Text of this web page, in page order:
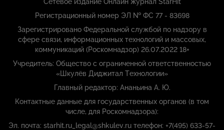
Регистрационный номер ЭЛ № ФС 77 - 83698
Зарегистрировано Федеральной службой по надзору в
сфере связи, информационных технологий и массовых,
коммуникаций (Роскомнадзор) 26.07.2022 18+
Учредитель: Общество с ограниченной ответственностью
«Шкулёв Диджитал Технологии»
Главный редактор: Ананьина А. Ю.
Контактные данные для государственных органов (в том
числе, для Роскомнадзора):
Эл. почта: starhit.ru_legal@shkulev.ru телефон: +7(495) 633-57-